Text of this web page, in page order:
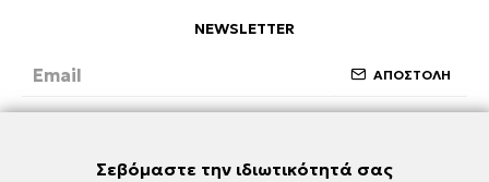
NEWSLETTER
ΑΠΟΣΤΟΛΗ
Σεβόμαστε την ιδιωτικότητά σας